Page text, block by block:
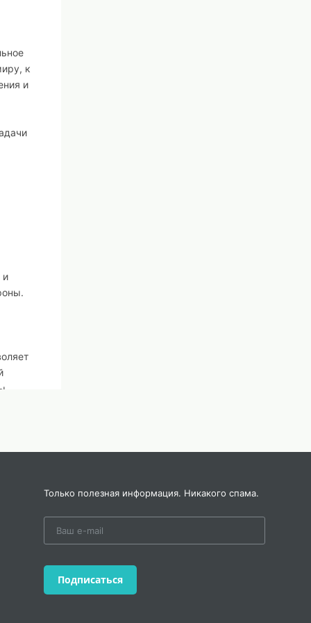
к
и
и
Только полезная информация. Никакого спама.
Подписаться